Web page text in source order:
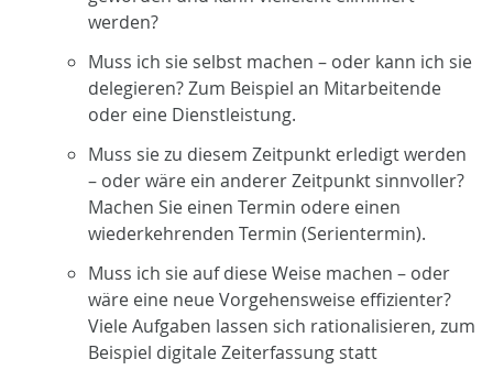
werden?
Muss ich sie selbst machen – oder kann ich sie
delegieren? Zum Beispiel an Mitarbeitende
oder eine Dienstleistung.
Muss sie zu diesem Zeitpunkt erledigt werden
– oder wäre ein anderer Zeitpunkt sinnvoller?
Machen Sie einen Termin odere einen
wiederkehrenden Termin (Serientermin).
Muss ich sie auf diese Weise machen – oder
wäre eine neue Vorgehensweise effizienter?
Viele Aufgaben lassen sich rationalisieren, zum
Beispiel digitale Zeiterfassung statt